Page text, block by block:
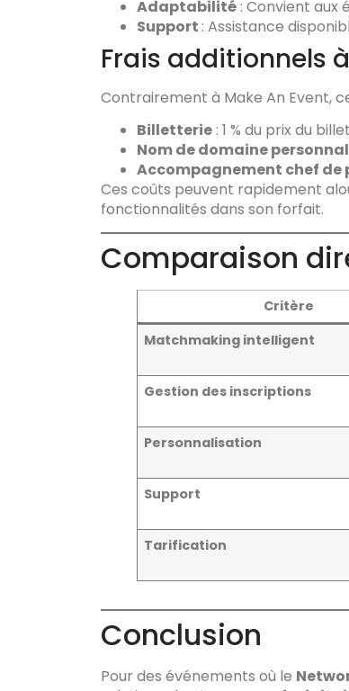
Adaptabilité : Convient aux
Support : Assistance
Frais additionnels
Contrairement à Make An Event,
Billetterie : 1 % du prix du
Nom de domaine
Accompagnement chef de
Ces coûts peuvent rapidement
fonctionnalités dans son forfait.
Comparaison
Critère
Matchmaking intelligent
Gestion des inscriptions
Personnalisation
Support
Tarification
Conclusion
Pour des événements où le